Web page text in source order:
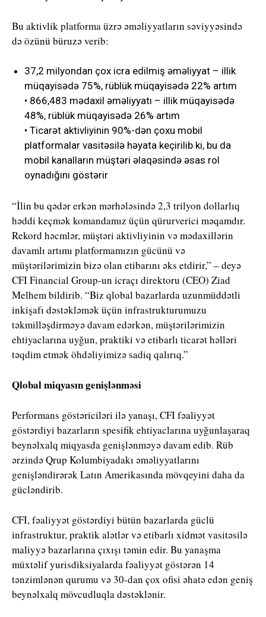
Bu aktivlik platforma üzrə əməliyyatların səviyyəsində
də özünü büruzə verib:
37,2 milyondan çox icra edilmiş əməliyyat – illik
müqayisədə 75%, rüblük müqayisədə 22% artım
• 866,483 mədaxil əməliyyatı – illik müqayisədə
48%, rüblük müqayisədə 26% artım
• Ticarət aktivliyinin 90%-dən çoxu mobil
platformalar vasitəsilə həyata keçirilib ki, bu da
mobil kanalların müştəri əlaqəsində əsas rol
oynadığını göstərir
“İlin bu qədər erkən mərhələsində 2,3 trilyon dollarlıq
həddi keçmək komandamız üçün qürurverici məqamdır.
Rekord həcmlər, müştəri aktivliyinin və mədaxillərin
davamlı artımı platformamızın gücünü və
müştərilərimizin bizə olan etibarını əks etdirir,” – deyə
CFI Financial Group-un icraçı direktoru (CEO) Ziad
Melhem bildirib. “Biz qlobal bazarlarda uzunmüddətli
inkişafı dəstəkləmək üçün infrastrukturumuzu
təkmilləşdirməyə davam edərkən, müştərilərimizin
ehtiyaclarına uyğun, praktiki və etibarlı ticarət həlləri
təqdim etmək öhdəliyimizə sadiq qalırıq.”
Qlobal miqyasın genişlənməsi
Performans göstəriciləri ilə yanaşı, CFI fəaliyyət
göstərdiyi bazarların spesifik ehtiyaclarına uyğunlaşaraq
beynəlxalq miqyasda genişlənməyə davam edib. Rüb
ərzində Qrup Kolumbiyadakı əməliyyatlarını
genişləndirərək Latın Amerikasında mövqeyini daha da
gücləndirib.
CFI, fəaliyyət göstərdiyi bütün bazarlarda güclü
infrastruktur, praktik alətlər və etibarlı xidmət vasitəsilə
maliyyə bazarlarına çıxışı təmin edir. Bu yanaşma
müxtəlif yurisdiksiyalarda fəaliyyət göstərən 14
tənzimlənən qurumu və 30-dan çox ofisi əhatə edən geniş
beynəlxalq mövcudluqla dəstəklənir.